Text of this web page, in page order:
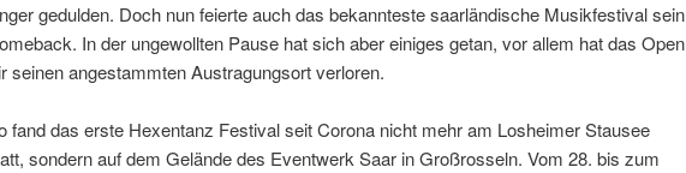
gedulden. Doch nun feierte auch das bekannteste saarländische Musikfestival sein
In der ungewollten Pause hat sich aber einiges getan, vor allem hat das Open
seinen angestammten Austragungsort verloren.
fand das erste Hexentanz Festival seit Corona nicht mehr am Losheimer Stausee
sondern auf dem Gelände des Eventwerk Saar in Großrosseln. Vom 28. bis zum